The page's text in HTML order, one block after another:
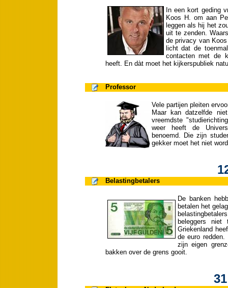
In een kort geding
Koos H. om aan
leggen als hij het
uit te zenden.
de privacy van
licht dat de
contacten met de
heeft. En dàt moet het kijkerspubliek
Professor
Vele partijen pleiten
Maar kan datzelfde
vreemdste
weer heeft de
benoemd. Die zijn
gekker moet het niet
Belastingbetalers
De banken
betalen het
beleggers niet
Griekenland
de euro
zijn eigen
bakken over de grens gooit.